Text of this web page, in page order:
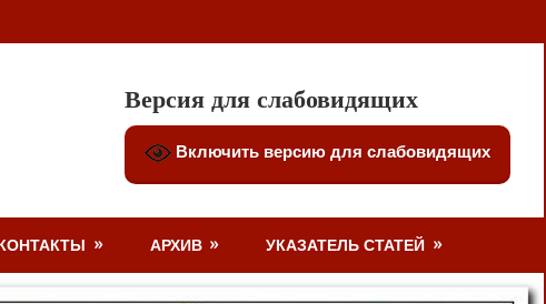
Версия для слабовидящих
Включить версию для слабовидящих
АРХИВ УКАЗАТЕЛЬ СТАТЕЙ